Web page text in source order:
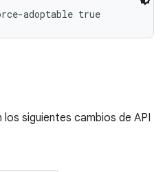
siguientes cambios de API